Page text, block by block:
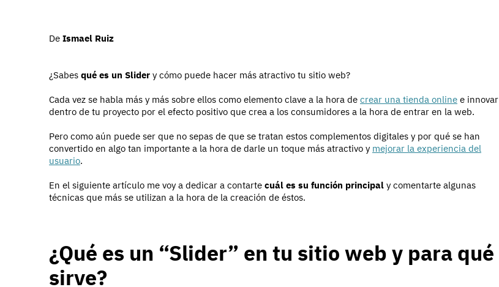
De Ismael Ruiz
¿Sabes qué es un Slider y cómo puede hacer más atractivo tu sitio web?
Cada vez se habla más y más sobre ellos como elemento clave a la hora de crear una tienda online e innovar
dentro de tu proyecto por el efecto positivo que crea a los consumidores a la hora de entrar en la web.
Pero como aún puede ser que no sepas de que se tratan estos complementos digitales y por qué se han
convertido en algo tan importante a la hora de darle un toque más atractivo y mejorar la experiencia del
usuario.
En el siguiente artículo me voy a dedicar a contarte cuál es su función principal y comentarte algunas
técnicas que más se utilizan a la hora de la creación de éstos.
¿Qué es un “Slider” en tu sitio web y para qué
sirve?